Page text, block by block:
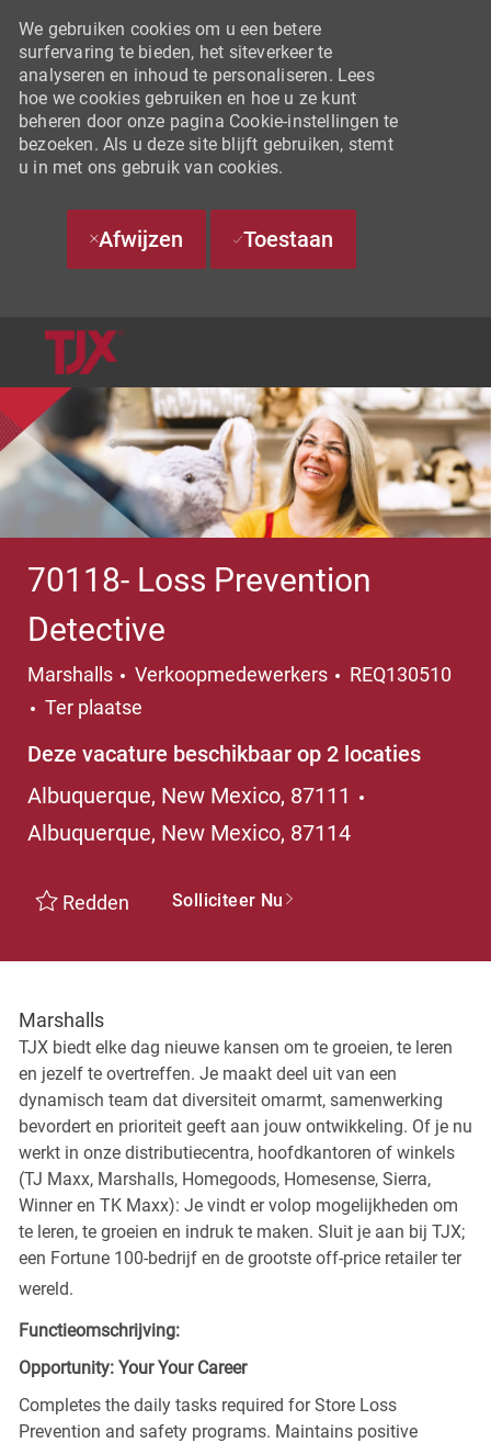
We gebruiken cookies om u een betere
surfervaring te bieden, het siteverkeer te
analyseren en inhoud te personaliseren. Lees
hoe we cookies gebruiken en hoe u ze kunt
beheren door onze pagina Cookie-instellingen te
bezoeken. Als u deze site blijft gebruiken, stemt
u in met ons gebruik van cookies.
Afwijzen Toestaan
70118- Loss Prevention
Detective
Marshalls Categorie
Verkoopmedewerkers
REQ130510
Ter plaatse
Deze vacature beschikbaar op 2 locaties
Albuquerque, New Mexico, 87111
Albuquerque, New Mexico, 87114
Redden Solliciteer Nu
Marshalls
TJX biedt elke dag nieuwe kansen om te groeien, te leren
en jezelf te overtreffen. Je maakt deel uit van een
dynamisch team dat diversiteit omarmt, samenwerking
bevordert en prioriteit geeft aan jouw ontwikkeling. Of je nu
werkt in onze distributiecentra, hoofdkantoren of winkels
(TJ Maxx, Marshalls, Homegoods, Homesense, Sierra,
Winner en TK Maxx): Je vindt er volop mogelijkheden om
te leren, te groeien en indruk te maken. Sluit je aan bij TJX;
een Fortune 100-bedrijf en de grootste off-price retailer ter
wereld.
Functieomschrijving:
Opportunity: Your Your Career
Completes the daily tasks required for Store Loss
Prevention and safety programs. Maintains positive